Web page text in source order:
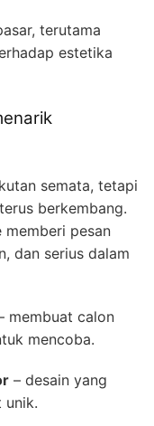
terutama
estetika
semata, tetapi
berkembang.
pesan
dan serius dalam
membuat calon
mencoba.
– desain yang
unik.